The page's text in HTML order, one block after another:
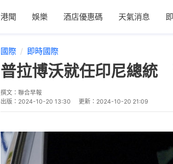
港聞 娛樂 酒店優惠碼 天氣消息
國際 即時國際
普拉博沃就任印尼總統
撰文： 聯合早報
出版： 2024-10-20 13:30 更新： 2024-10-20 21:09